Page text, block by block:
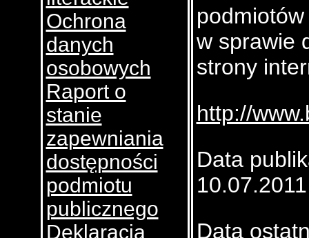
Ochrona
danych
osobowych
Raport o
stanie
zapewniania
dostępności
podmiotu
publicznego
Deklaracja
w sprawie
strony
http://
Data
10.07.2011
Data